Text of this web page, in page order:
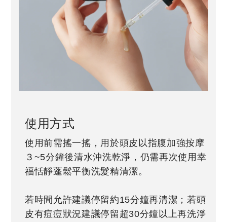
使用方式
使用前需搖一搖，用於頭皮以指腹加強按摩
３~5分鐘後清水沖洗乾淨，仍需再次使用幸
福恬靜蓬鬆平衡洗髮精清潔。
若時間允許建議停留約15分鐘再清潔；若頭
皮有痘痘狀況建議停留超30分鐘以上再洗淨